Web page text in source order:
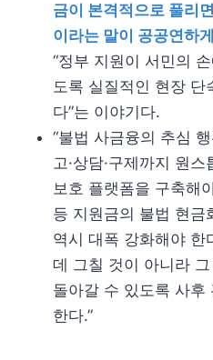
금이 본격적으로 풀리
이라는 말이 공공연하게
“정부 지원이 서민의
도록 실질적인 현장 단
다”는 이야기다.
“불법 사금융의 추심
고·상담·구제까지 원
보호 플랫폼을 구축해
등 지원금의 불법 현금
역시 대폭 강화해야 한
데 그칠 것이 아니라
돌아갈 수 있도록 사후
한다.”